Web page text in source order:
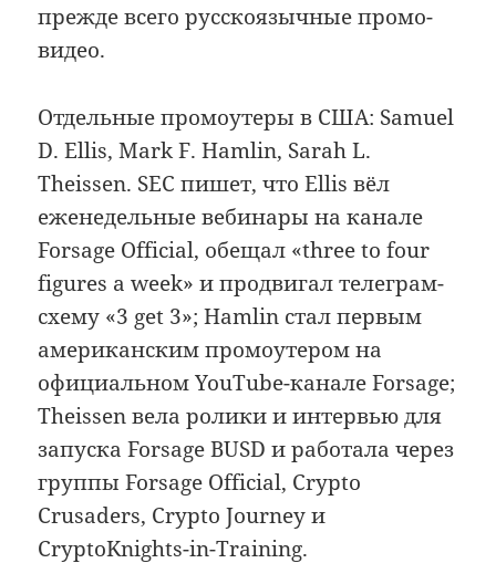
прежде всего русскоязычные промо-
видео.
Отдельные промоутеры в США: Samuel
D. Ellis, Mark F. Hamlin, Sarah L.
Theissen. SEC пишет, что Ellis вёл
еженедельные вебинары на канале
Forsage Official, обещал «three to four
figures a week» и продвигал телеграм-
схему «3 get 3»; Hamlin стал первым
американским промоутером на
официальном YouTube-канале Forsage;
Theissen вела ролики и интервью для
запуска Forsage BUSD и работала через
группы Forsage Official, Crypto
Crusaders, Crypto Journey и
CryptoKnights-in-Training.